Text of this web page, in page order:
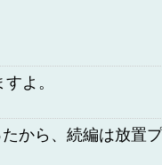
よ。
から、続編は放置